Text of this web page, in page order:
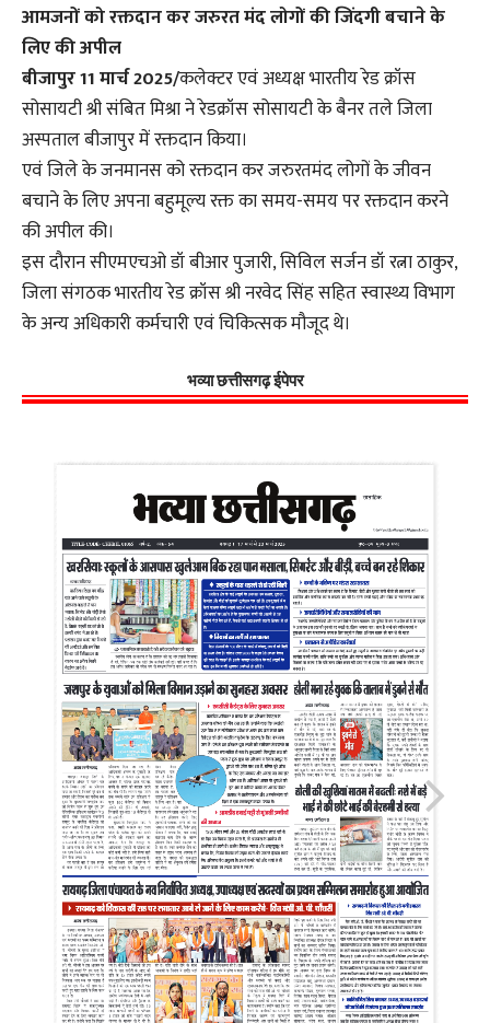
आमजनों को रक्तदान कर जरुरत मंद लोगों की जिंदगी बचाने के
लिए की अपील
बीजापुर 11 मार्च 2025/कलेक्टर एवं अध्यक्ष भारतीय रेड क्रॉस
सोसायटी श्री संबित मिश्रा ने रेडक्रॉस सोसायटी के बैनर तले जिला
अस्पताल बीजापुर में रक्तदान किया।
एवं जिले के जनमानस को रक्तदान कर जरुरतमंद लोगों के जीवन
बचाने के लिए अपना बहुमूल्य रक्त का समय-समय पर रक्तदान करने
की अपील की।
इस दौरान सीएमएचओ डॉ बीआर पुजारी, सिविल सर्जन डॉ रत्ना ठाकुर,
जिला संगठक भारतीय रेड क्रॉस श्री नरवेद सिंह सहित स्वास्थ्य विभाग
के अन्य अधिकारी कर्मचारी एवं चिकित्सक मौजूद थे।
भव्या छत्तीसगढ़ ईपेपर